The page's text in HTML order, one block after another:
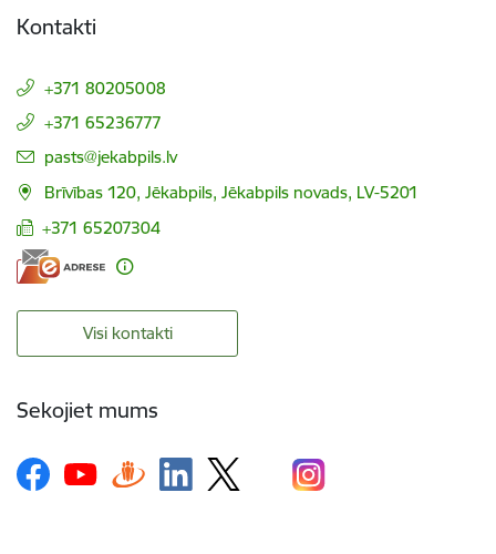
Kontakti
+371 80205008
+371 65236777
E-pasts:
pasts@jekabpils.lv
Brīvības 120, Jēkabpils, Jēkabpils novads, LV-5201
+371 65207304
Visi kontakti
Sekojiet mums